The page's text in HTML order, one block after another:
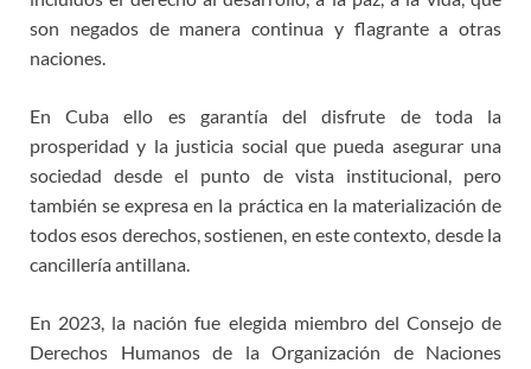
son negados de manera continua y flagrante a otras
naciones.
En Cuba ello es garantía del disfrute de toda la
prosperidad y la justicia social que pueda asegurar una
sociedad desde el punto de vista institucional, pero
también se expresa en la práctica en la materialización de
todos esos derechos, sostienen, en este contexto, desde la
cancillería antillana.
En 2023, la nación fue elegida miembro del Consejo de
Derechos Humanos de la Organización de Naciones